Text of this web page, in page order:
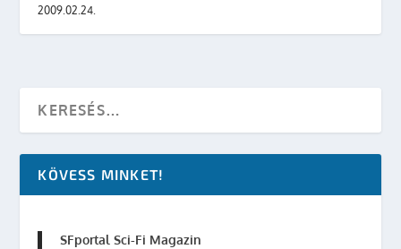
2009.02.24.
KÖVESS MINKET!
SFportal Sci-Fi Magazin